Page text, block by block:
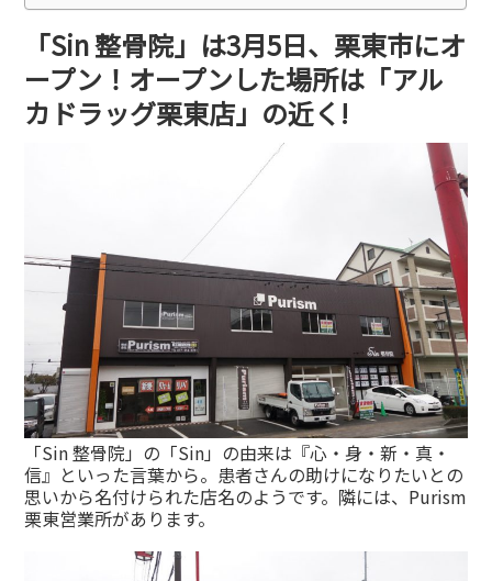
「Sin 整骨院」は3月5日、栗東市にオ
ープン！オープンした場所は「アル
カドラッグ栗東店」の近く!
「Sin 整骨院」の「Sin」の由来は『心・身・新・真・
信』といった言葉から。患者さんの助けになりたいとの
思いから名付けられた店名のようです。隣には、Purism
栗東営業所があります。